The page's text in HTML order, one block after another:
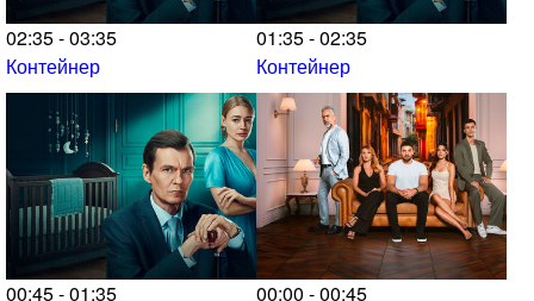
02:35 - 03:35
Контейнер
01:35 - 02:35
Контейнер
00:45 - 01:35 00:00 - 00:45